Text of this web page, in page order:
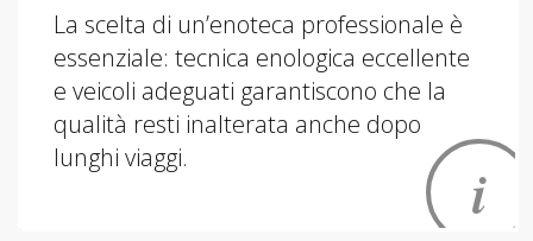
La scelta di un’enoteca professionale è
essenziale: tecnica enologica eccellente
e veicoli adeguati garantiscono che la
qualità resti inalterata anche dopo
lunghi viaggi.